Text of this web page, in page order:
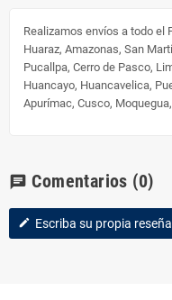
Realizamos envíos a todo el
Huaraz, Amazonas, San
Pucallpa, Cerro de Pasco,
Huancayo, Huancavelica,
Apurímac, Cusco,
chat Comentarios (0)
edit Escriba su propia reseña